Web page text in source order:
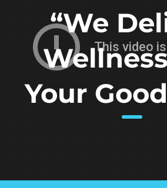
“We
Your